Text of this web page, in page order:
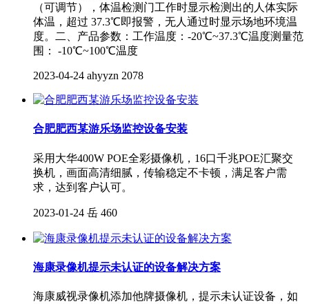
（可调节），体温检测门工作时显示检测出的人体实际
体温，超过 37.3℃即报警，无人通过时显示场地环境温
度。二、产品参数：工作温度：-20℃~37.3℃温度测量范
围： -10℃~100℃温度
2023-04-24 ahyyzn 2078
合肥肥西某游乐场监控设备安装
采用大华400W POE全彩摄像机，16口千兆POE汇聚交
换机，画面高清细腻，传输稳定不卡顿，满足客户需
求，达到客户认可。
2023-01-24 岳 460
海康录像机提示未认证的设备解决方案
海康威视录像机添加他牌摄像机，提示未认证设备，如